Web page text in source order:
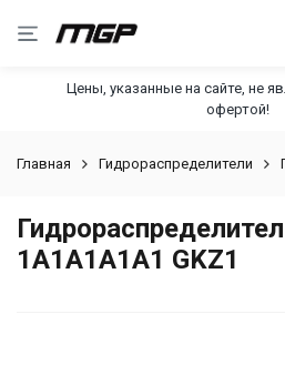
Цены, указанные на сайте, не
офертой!
Главная Гидрораспределители
1А1А1А1А1 GKZ1